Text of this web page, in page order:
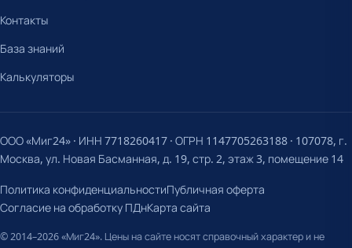
Контакты
База знаний
Калькуляторы
ООО «Миг24» · ИНН 7718260417 · ОГРН 1147705263188 · 107078, г.
Москва, ул. Новая Басманная, д. 19, стр. 2, этаж 3, помещение 14
Политика конфиденциальностиПубличная оферта
Согласие на обработку ПДнКарта сайта
© 2014–2026 «Миг24». Цены на сайте носят справочный характер и не